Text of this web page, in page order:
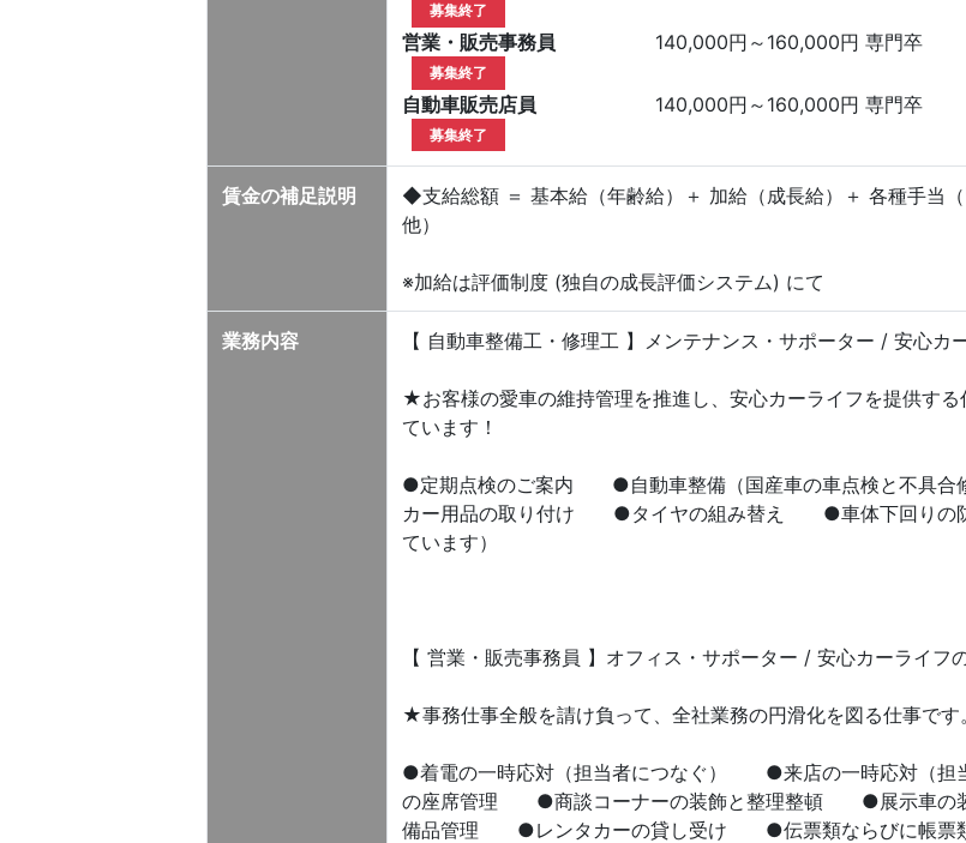
募集終了
営業・販売事務員
募集終了
140,000円～160,000円 専門卒
自動車販売店員
募集終了
140,000円～160,000円 専門卒
賃金の補足説明
◆支給総額 ＝ 基本給（年齢給）＋ 加給（成長給）＋ 各種手当
他）
※加給は評価制度 (独自の成長評価システム) にて
業務内容 【 自動車整備工・修理工 】メンテナンス・サポーター / 安心カ
★お客様の愛車の維持管理を推進し、安心カーライフを提供す
ています！
●定期点検のご案内 ●自動車整備（国産車の車点検と不
カー用品の取り付け ●タイヤの組み替え ●車体下回りの防
ています）
【 営業・販売事務員 】オフィス・サポーター / 安心カーライフ
★事務仕事全般を請け負って、全社業務の円滑化を図る仕事で
●着電の一時応対（担当者につなぐ） ●来店の一時応対（
の座席管理 ●商談コーナーの装飾と整理整頓 ●展示車の
備品管理 ●レンタカーの貸し受け ●伝票類ならびに帳票類